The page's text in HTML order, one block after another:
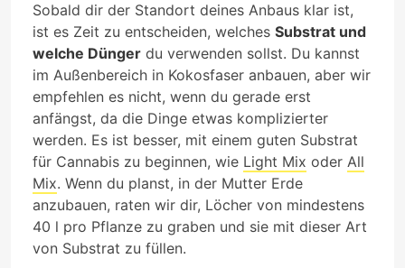
Sobald dir der Standort deines Anbaus klar ist,
ist es Zeit zu entscheiden, welches Substrat und
welche Dünger du verwenden sollst. Du kannst
im Außenbereich in Kokosfaser anbauen, aber wir
empfehlen es nicht, wenn du gerade erst
anfängst, da die Dinge etwas komplizierter
werden. Es ist besser, mit einem guten Substrat
für Cannabis zu beginnen, wie Light Mix oder All
Mix. Wenn du planst, in der Mutter Erde
anzubauen, raten wir dir, Löcher von mindestens
40 l pro Pflanze zu graben und sie mit dieser Art
von Substrat zu füllen.